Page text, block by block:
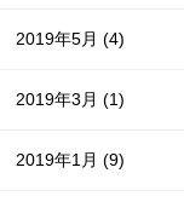
2019年5月(4)
2019年3月(1)
2019年1月(9)